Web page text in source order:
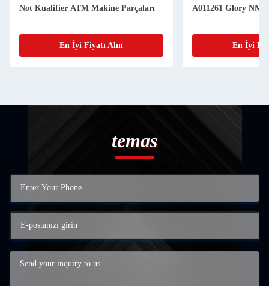
Not Kualifier ATM Makine Parçaları
En İyi Fiyatı Alın
A011261 Glory
En İyi
temas